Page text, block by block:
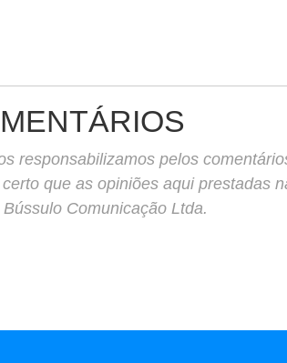
responsabilizamos pelos
que as opiniões aqui prestadas
Bússulo Comunicação Ltda.